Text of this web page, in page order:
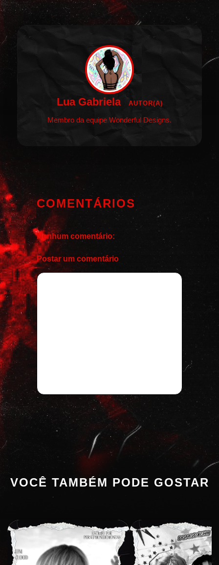
Lua Gabriela AUTOR(A)
Membro da equipe Wonderful Designs.
COMENTÁRIOS
Nenhum comentário:
Postar um comentário
VOCÊ TAMBÉM PODE GOSTAR